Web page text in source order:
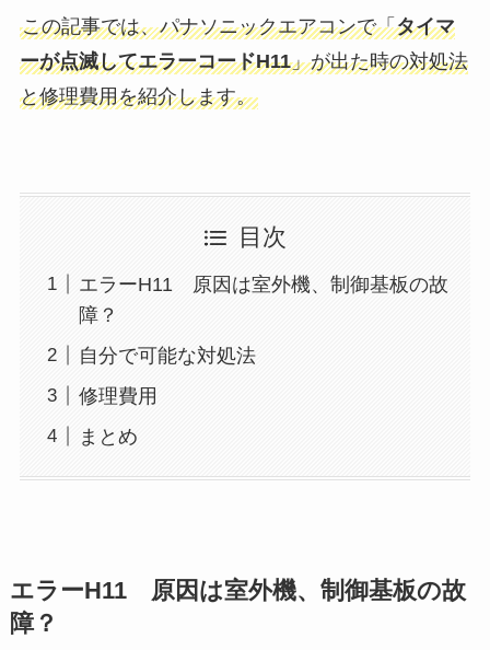
この記事では、パナソニックエアコンで「タイマ
ーが点滅してエラーコードH11」が出た時の対処法
と修理費用を紹介します。
目次
エラーH11 原因は室外機、制御基板の故
障？
自分で可能な対処法
修理費用
まとめ
エラーH11 原因は室外機、制御基板の故
障？